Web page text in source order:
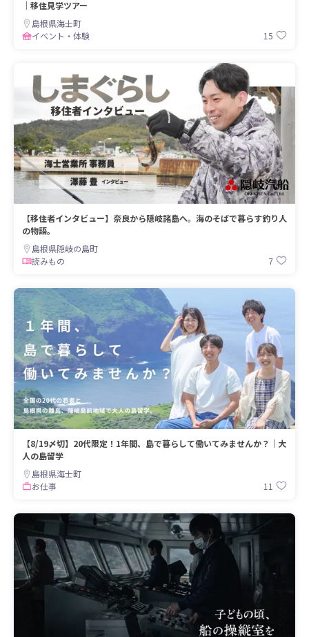
｜移住見学ツアー
島根県海士町
イベント・体験
15
【移住者インタビュー】奈良から隠岐諸島へ。海のそばで暮らす釣り人
の物語。
島根県隠岐の島町
読みもの
7
【8/19〆切】20代限定！1年間、島で暮らして働いてみませんか？｜大
人の島留学
島根県海士町
お仕事
11